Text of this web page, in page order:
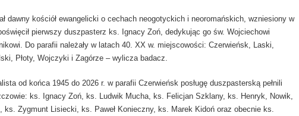
dawny kościół ewangelicki o cechach neogotyckich i neoromańskich, wzniesiony w
pierwszy duszpasterz ks. Ignacy Zoń, dedykując go św. Wojciechowi
Do parafii należały w latach 40. XX w. miejscowości: Czerwieńsk, Laski,
Płoty, Wojczyki i Zagórze – wylicza badacz.
od końca 1945 do 2026 r. w parafii Czerwieńsk posługę duszpasterską pełnili
ks. Ignacy Zoń, ks. Ludwik Mucha, ks. Felicjan Szklany, ks. Henryk, Nowik,
ks. Zygmunt Lisiecki, ks. Paweł Konieczny, ks. Marek Kidoń oraz obecnie ks.